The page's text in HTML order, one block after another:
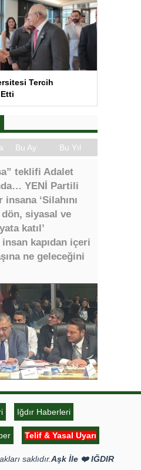
Tercih
Bu Ay Bu Yıl
teklifi Adalet
YENİ Partili
‘Silahını
dön, siyasal ve
katıl’
kapıdan içeri
ne geleceğini
Iğdır Haberleri
Telif & Yasal Uyarı
saklıdır.Aşk İle ❤️ IĞDIR